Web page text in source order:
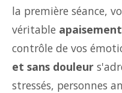
la première séance,
véritable
contrôle de vos
et sans douleur
stressés, personnes